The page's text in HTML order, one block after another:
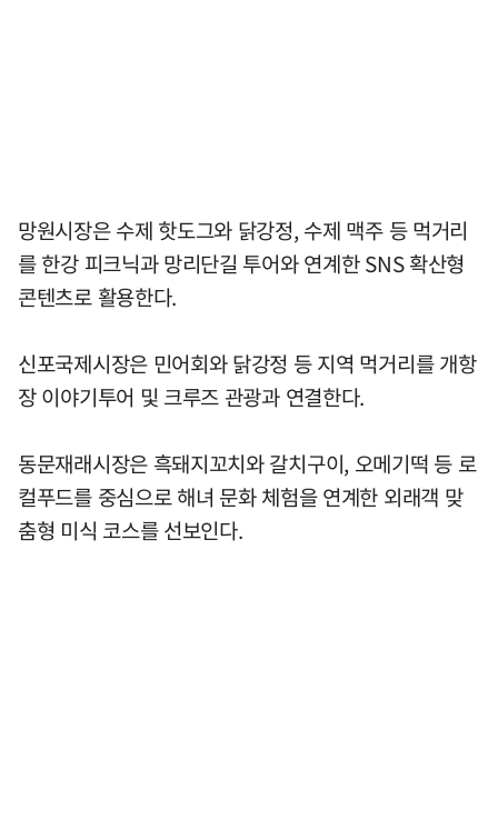
망원시장은 수제 핫도그와 닭강정, 수제 맥주 등 먹거리
를 한강 피크닉과 망리단길 투어와 연계한 SNS 확산형
콘텐츠로 활용한다.
신포국제시장은 민어회와 닭강정 등 지역 먹거리를 개항
장 이야기투어 및 크루즈 관광과 연결한다.
동문재래시장은 흑돼지꼬치와 갈치구이, 오메기떡 등 로
컬푸드를 중심으로 해녀 문화 체험을 연계한 외래객 맞
춤형 미식 코스를 선보인다.